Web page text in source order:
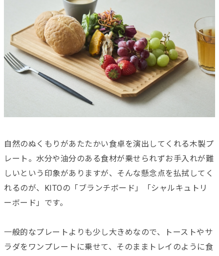
自然のぬくもりがあたたかい食卓を演出してくれる木製プ
レート。水分や油分のある食材が乗せられずお手入れが難
しいという印象がありますが、そんな懸念点を払拭してく
れるのが、KITOの「ブランチボード」「シャルキュトリ
ーボード」です。
一般的なプレートよりも少し大きめなので、トーストやサ
ラダをワンプレートに乗せて、そのままトレイのように食